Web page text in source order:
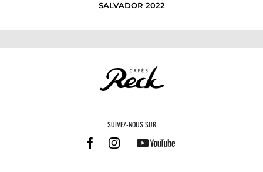
SALVADOR 2022
SUIVEZ-NOUS SUR